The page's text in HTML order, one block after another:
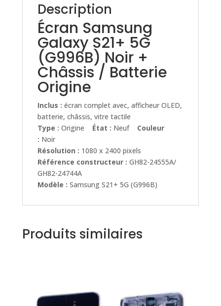
Description
Écran Samsung
Galaxy S21+ 5G
(G996B) Noir +
Châssis / Batterie
Origine
Inclus : écran complet avec, afficheur OLED,
batterie, châssis, vitre tactile
Type : Origine État : Neuf Couleur
: Noir
Résolution : 1080 x 2400 pixels
Référence constructeur : GH82-24555A/
GH82-24744A
Modèle : Samsung S21+ 5G (G996B)
Produits similaires